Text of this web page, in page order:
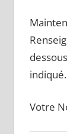
indiqué.
Votre